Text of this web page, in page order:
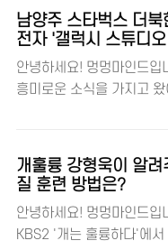
찬 소식을 전했습니다. 이
지의 약 66%에 해당하는
만에 이루어진 놀라운 성과
루, 반려동물과 도민이 함
설 연휴 기간 동안 24시간
에 대해 알아보고자 합니다
려동물을 사랑하는 멍멍마
식품부 홈페이지 연휴 기
운영현황 🔍 이번 설 연휴
운영하는 동물병원이 많아
지만 아쉽게도 세종특별자
기간 동안 운영되는 동물병
종에서 반려동물과 함께 지
남양주 스타벅스 더북
전자 '갤럭시 스튜디
안녕하세요! 멍멍마인드입
흥미로운 소식을 가지고
다는 소식인데요, 이번 포
적인 공간에 대해 자세히
댕댕이와 반려동물을 사랑
🔎 삼성전자 뉴스룸 반려동
별한 체험, 갤럭시 스튜디
개훌륭 강형욱이 알려
질 훈련 방법은?
안녕하세요! 멍멍마인드입
KBS2 '개는 훌륭하다'에